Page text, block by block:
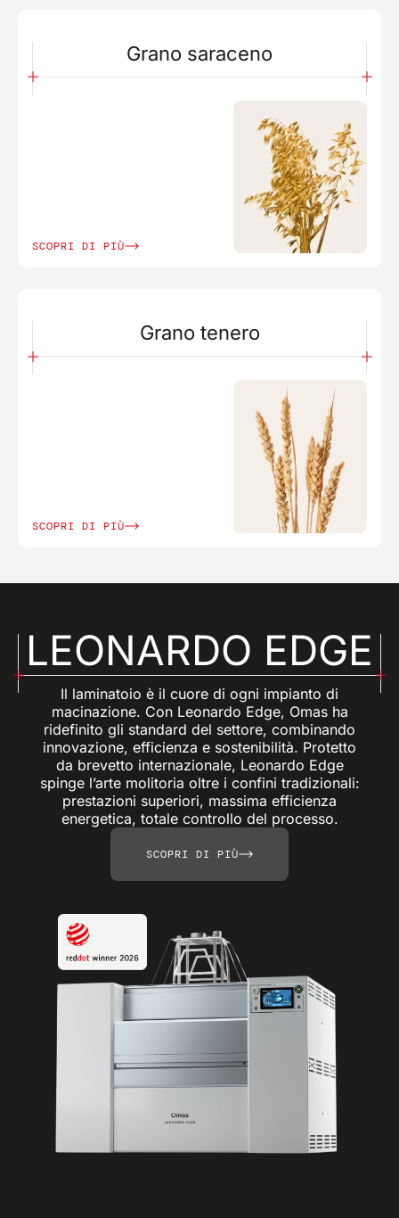
Grano saraceno
SCOPRI DI PIÙ
Grano tenero
SCOPRI DI PIÙ
LEONARDO EDGE
Il laminatoio è il cuore di ogni impianto di
macinazione. Con Leonardo Edge, Omas ha
ridefinito gli standard del settore, combinando
innovazione, efficienza e sostenibilità. Protetto
da brevetto internazionale, Leonardo Edge
spinge l’arte molitoria oltre i confini tradizionali:
prestazioni superiori, massima efficienza
energetica, totale controllo del processo.
SCOPRI DI PIÙ